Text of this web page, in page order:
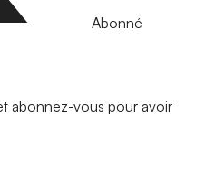
Abonné
abonnez-vous pour avoir